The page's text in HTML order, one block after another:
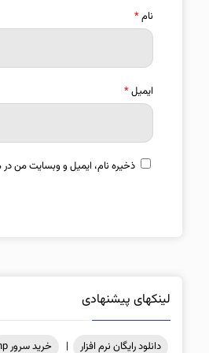
نام*
ایمیل*
ذخیره نام، ایمیل و وبسایت من در
لینکهای پیشنهادی
دانلود رایگان نرم افزار | خرید سرور hp